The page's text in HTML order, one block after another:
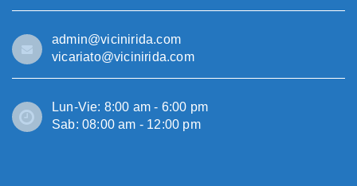
admin@vicinirida.com
vicariato@vicinirida.com
Lun-Vie: 8:00 am - 6:00 pm
Sab: 08:00 am - 12:00 pm